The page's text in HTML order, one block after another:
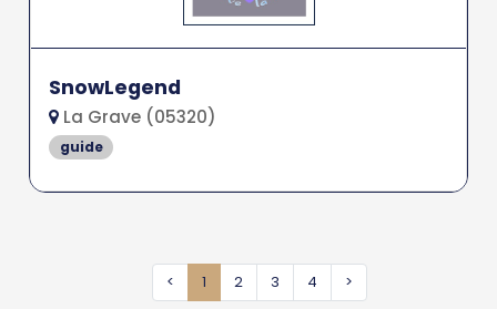
SnowLegend
La Grave (05320)
guide
< 1 2 3 4 >